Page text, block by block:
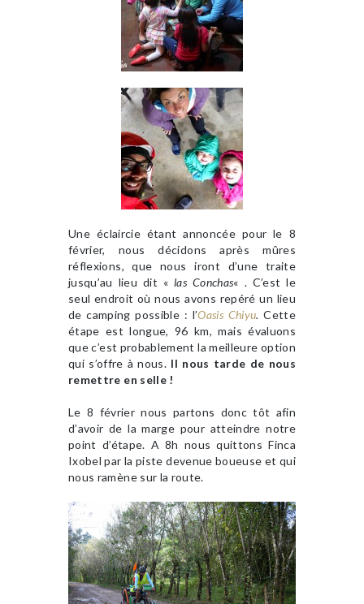
Une éclaircie étant annoncée pour le 8
février, nous décidons après mûres
réflexions, que nous iront d’une traite
jusqu’au lieu dit « las Conchas« . C’est le
seul endroit où nous avons repéré un lieu
de camping possible : l’Oasis Chiyu. Cette
étape est longue, 96 km, mais évaluons
que c’est probablement la meilleure option
qui s’offre à nous. Il nous tarde de nous
remettre en selle !
Le 8 février nous partons donc tôt afin
d’avoir de la marge pour atteindre notre
point d’étape. A 8h nous quittons Finca
Ixobel par la piste devenue boueuse et qui
nous ramène sur la route.